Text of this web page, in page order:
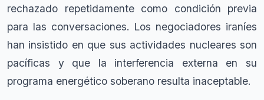
rechazado repetidamente como condición previa
para las conversaciones. Los negociadores iraníes
han insistido en que sus actividades nucleares son
pacíficas y que la interferencia externa en su
programa energético soberano resulta inaceptable.